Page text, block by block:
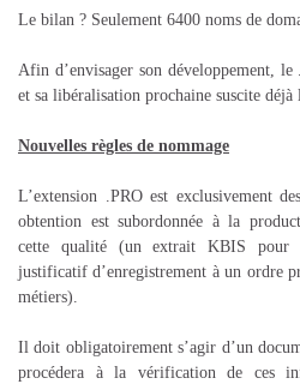
Le bilan ? Seulement 6400 noms de
Afin d’envisager son développement,
et sa libéralisation prochaine suscite déjà
Nouvelles règles de nommage
L’extension .PRO est exclusivement
obtention est subordonnée à la
cette qualité (un extrait KBIS pour
justificatif d’enregistrement à un ordre
métiers).
Il doit obligatoirement s’agir d’un
procédera à la vérification de ces